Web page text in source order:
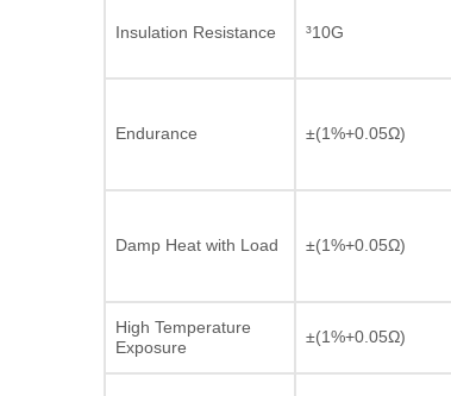
Insulation Resistance ³10G
Endurance ±(1%+0.05Ω)
Damp Heat with Load ±(1%+0.05Ω)
High Temperature
Exposure
±(1%+0.05Ω)